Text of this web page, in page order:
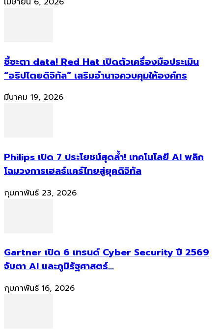
ชี้ชะตา data! Red Hat เปิดตัวเครื่องมือประเมิน
“อธิปไตยดิจิทัล” เสริมอำนาจควบคุมให้องค์กร
มีนาคม 19, 2026
Philips เปิด 7 ประโยชน์สุดล้ำ! เทคโนโลยี AI พลิก
โฉมวงการเฮลธ์แคร์ไทยสู่ยุคดิจิทัล
กุมภาพันธ์ 23, 2026
Gartner เปิด 6 เทรนด์ Cyber Security ปี 2569
จับตา AI และภูมิรัฐศาสตร์...
กุมภาพันธ์ 16, 2026